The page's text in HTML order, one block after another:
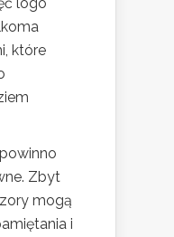
które
Zbyt
mogą
i